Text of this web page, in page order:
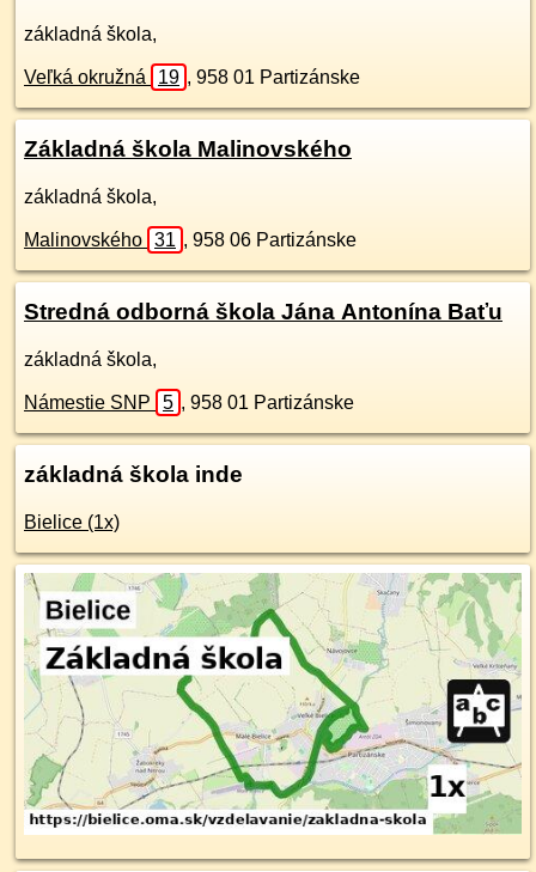
základná škola,
Veľká okružná 19 , 958 01 Partizánske
Základná škola Malinovského
základná škola,
Malinovského 31 , 958 06 Partizánske
Stredná odborná škola Jána Antonína Baťu
základná škola,
Námestie SNP 5 , 958 01 Partizánske
základná škola inde
Bielice (1x)